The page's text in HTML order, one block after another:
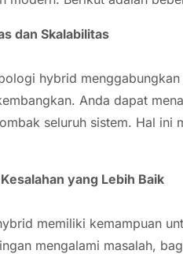
dan Skalabilitas
hybrid
Anda dapat
seluruh sistem. Hal ini
yang Lebih Baik
memiliki kemampuan
mengalami masalah,